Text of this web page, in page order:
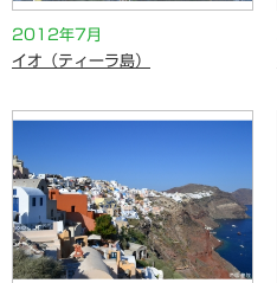
2012年7月
イオ（ティーラ島）